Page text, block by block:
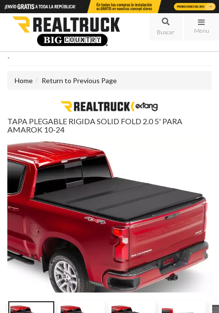
Menu
-
Home Return to Previous Page
TAPA PLEGABLE RIGIDA SOLID FOLD 2.0 5' PARA
AMAROK 10-24